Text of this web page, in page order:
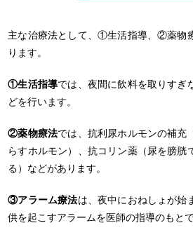
主な治療法として、①生活指導、②薬物
ります。
①生活指導では、夜間に飲料を取りすぎ
どを行います。
②薬物療法では、抗利尿ホルモンの補充
らすホルモン）、抗コリン薬（尿を膀胱
る）などがあります。
③アラーム療法は、夜中におねしょが始
供を起こすアラームを医師の指導のもとで